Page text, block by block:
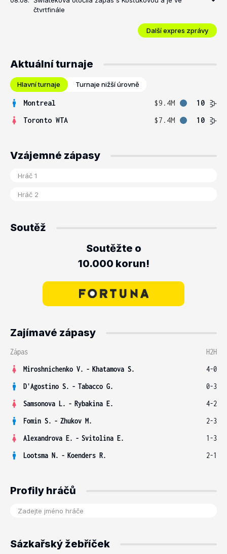
čtvrtfinále
Další expres zprávy
Aktuální turnaje
Hlavní turnaje Turnaje nižší úrovně
Montreal $9.4M
10
Toronto WTA
$7.4M 10
Vzájemné zápasy
Soutěž
Soutěžte o
10.000 korun!
Zajímavé zápasy
Zápas
H2H
Miroshnichenko V. - Khatamova S.
4-0
D'Agostino S. - Tabacco G.
0-3
Samsonova L. - Rybakina E.
4-2
Fomin S. - Zhukov M.
2-3
Alexandrova E. - Svitolina E.
1-3
Lootsma N. - Koenders R. 2-1
Profily hráčů
Sázkařský žebříček